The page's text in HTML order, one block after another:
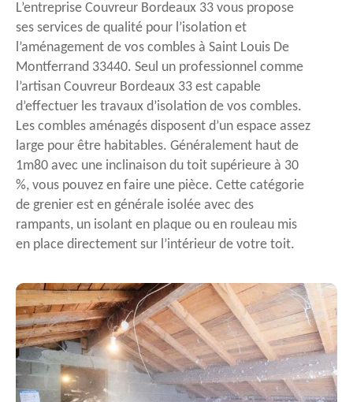
L’entreprise Couvreur Bordeaux 33 vous propose
ses services de qualité pour l’isolation et
l’aménagement de vos combles à Saint Louis De
Montferrand 33440. Seul un professionnel comme
l’artisan Couvreur Bordeaux 33 est capable
d’effectuer les travaux d’isolation de vos combles.
Les combles aménagés disposent d’un espace assez
large pour être habitables. Généralement haut de
1m80 avec une inclinaison du toit supérieure à 30
%, vous pouvez en faire une pièce. Cette catégorie
de grenier est en générale isolée avec des
rampants, un isolant en plaque ou en rouleau mis
en place directement sur l’intérieur de votre toit.